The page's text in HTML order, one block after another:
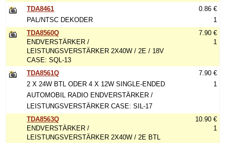
TDA8461
PAL/NTSC DEKODER
0.86 €
1
TDA8560Q
ENDVERSTÄRKER /
LEISTUNGSVERSTÄRKER 2X40W / 2E / 18V
CASE: SQL-13
7.90 €
1
TDA8561Q
2 X 24W BTL ODER 4 X 12W SINGLE-ENDED
AUTOMOBIL RADIO ENDVERSTÄRKER /
LEISTUNGSVERSTÄRKER CASE: SIL-17
7.90 €
1
TDA8563Q
ENDVERSTÄRKER /
LEISTUNGSVERSTÄRKER 2X40W / 2E BTL
10.90 €
1